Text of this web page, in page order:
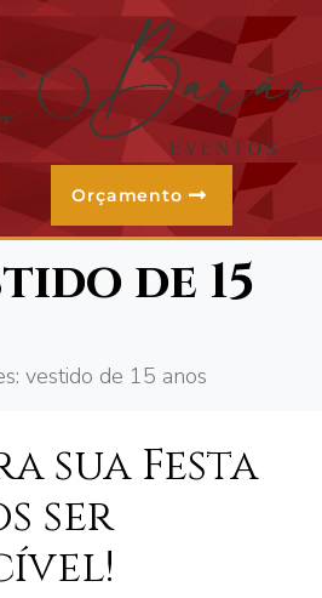
Orçamento
de 15
vestido de 15 anos
sua Festa
ser